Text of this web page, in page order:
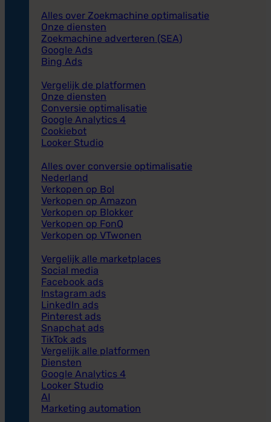
Alles over Zoekmachine optimalisatie
Onze diensten
Zoekmachine adverteren (SEA)
Google Ads
Bing Ads
Vergelijk de platformen
Onze diensten
Conversie optimalisatie
Google Analytics 4
Cookiebot
Looker Studio
Alles over conversie optimalisatie
Nederland
Verkopen op Bol
Verkopen op Amazon
Verkopen op Blokker
Verkopen op FonQ
Verkopen op VTwonen
Vergelijk alle marketplaces
Social media
Facebook ads
Instagram ads
LinkedIn ads
Pinterest ads
Snapchat ads
TikTok ads
Vergelijk alle platformen
Diensten
Google Analytics 4
Looker Studio
AI
Marketing automation